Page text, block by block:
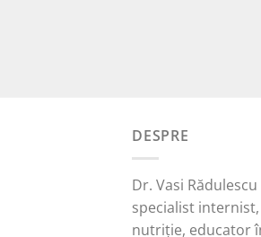
DESPRE
Dr. Vasi
specialist
nutriție, educator